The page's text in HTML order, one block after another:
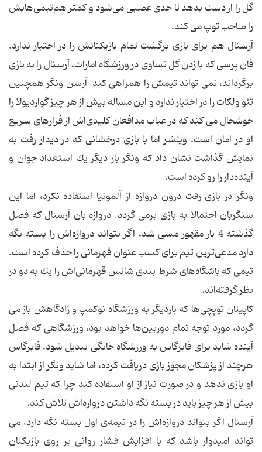
گل را از دست بدهد تا حدی عصبی می‌شود و كمتر هم‌تیمی‌هایش
را صاحب توپ می كند.
آرسنال هم برای بازی برگشت تمام بازیكنانش را در اختیار ندارد.
فان پرسی كه با زدن گل تساوی در ورزشگاه امارات، آرسنال را به بازی
برگرداند، نمی تواند تیمش را همراهی كند. آرسن ونگر همچنین
تئو ولكات را در اختیار ندارد و این مساله بیش از هر چیز گواردیولا را
خوشحال می كند كه در غیاب مدافعان كلیدی‌اش از فرارهای سریع
او در امان است. ویلشر اما با بازی درخشانی كه در دیدار رفت به
نمایش گذاشت نشان داد كه ونگر بار دیگر یك استعداد جوان و
آینده‌دار را رو كرده است.
ونگر در بازی رفت درون دروازه از آلمونیا استفاده نكرد، اما این
سنگربان احتمالا به بازی برمی گردد. دروازه بان آرسنال كه فصل
گذشته 4 بار مقهور مسی شد، اگر بتواند دروازه‌اش را بسته نگه
دارد مدعی‌ترین تیم برای كسب عنوان قهرمانی را حذف كرده است.
تیمی كه باشگاه‌های شرط بندی شانس قهرمانی‌اش را یك به دو در
نظر گرفته‌اند.
كاپیتان توپچی‌ها كه باردیگر به ورزشگاه نوكمپ و زادگاهش باز می
گردد، مورد توجه تمام دوربین‌ها خواهد بود، ورزشگاهی كه فصل
آینده شاید برای فابرگاس به ورزشگاه خانگی تبدیل شود. فابرگاس
هرچند از پزشكان مجوز بازی دریافت كرده،‌ اما شاید ونگر از ابتدا به
او بازی ندهد و در صورت نیاز از او استفاده كند چرا كه تیم لندنی
بیش از هر چیز باید در بسته نگه داشتن دروازه‌اش تلاش كند.
آرسنال اگر بتواند دروازه‌اش را در نیمه‌ی اول بسته نگه دارد، می
تواند امیدوار باشد كه با افزایش فشار روانی بر روی بازیكنان